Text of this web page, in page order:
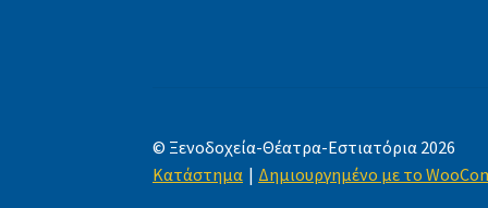
© Ξενοδοχεία-Θέατρα-Εστιατόρια 2026
Κατάστημα
Δημιουργημένο με το